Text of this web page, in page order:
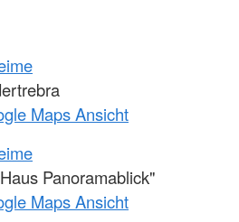
Maps Ansicht
Panoramablick"
Maps Ansicht